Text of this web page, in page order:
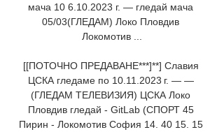
мача 10 6.10.2023 г. — гледай мача
05/03(ГЛЕДАМ) Локо Пловдив
Локомотив ...
[[ПОТОЧНО ПРЕДАВАНЕ***]**] Славия
ЦСКА гледаме по 10.11.2023 г. — —
(ГЛЕДАМ ТЕЛЕВИЗИЯ) ЦСКА Локо
Пловдив гледай - GitLab (СПОРТ 45
Пирин - Локомотив София 14. 40 15. 15